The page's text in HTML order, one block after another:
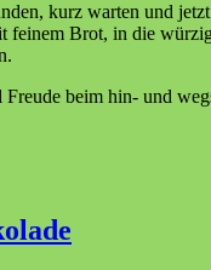
kurz warten und
feinem Brot, in die
Freude beim hin- und